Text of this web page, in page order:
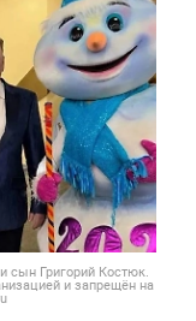
Григорий Костюк.
и запрещён на